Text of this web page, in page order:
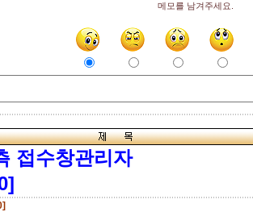
메모를 남겨주세요.
접수창관리자